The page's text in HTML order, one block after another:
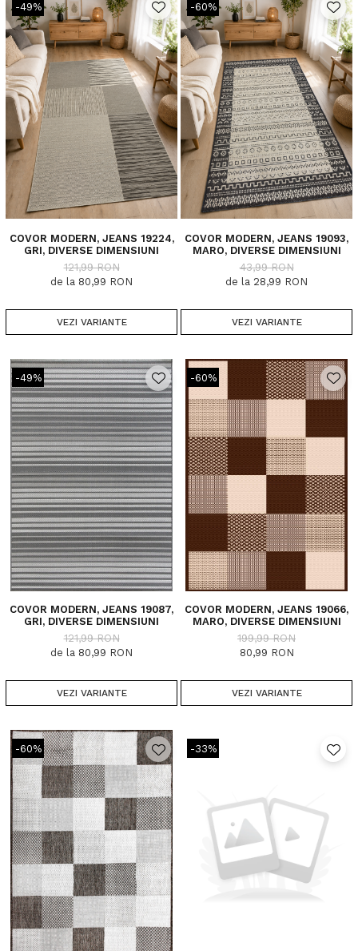
-49%
COVOR MODERN, JEANS 19224,
GRI, DIVERSE DIMENSIUNI
121,99 RON
de la 80,99 RON
VEZI VARIANTE
-60%
COVOR MODERN, JEANS 19093,
MARO, DIVERSE DIMENSIUNI
43,99 RON
de la 28,99 RON
VEZI VARIANTE
-49%
COVOR MODERN, JEANS 19087,
GRI, DIVERSE DIMENSIUNI
121,99 RON
de la 80,99 RON
VEZI VARIANTE
-60%
COVOR MODERN, JEANS 19066,
MARO, DIVERSE DIMENSIUNI
199,99 RON
80,99 RON
VEZI VARIANTE
-60% -33%